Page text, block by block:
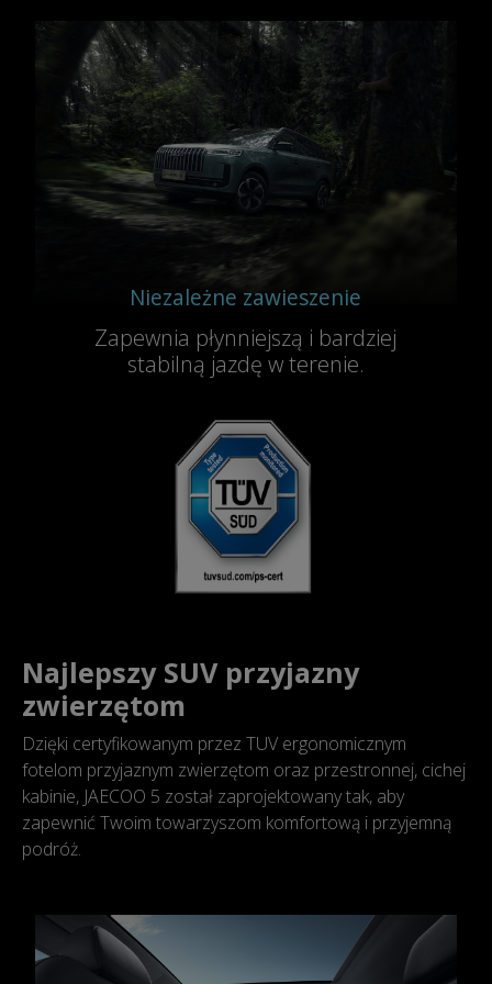
Niezależne zawieszenie
Zapewnia płynniejszą i bardziej
stabilną jazdę w terenie.
Najlepszy SUV przyjazny
zwierzętom
Dzięki certyfikowanym przez TUV ergonomicznym
fotelom przyjaznym zwierzętom oraz przestronnej, cichej
kabinie, JAECOO 5 został zaprojektowany tak, aby
zapewnić Twoim towarzyszom komfortową i przyjemną
podróż.